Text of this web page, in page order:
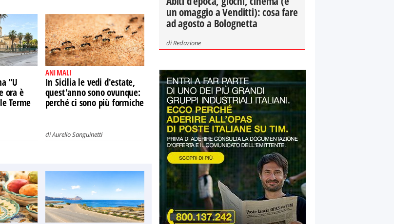
"U
ora è
Terme
ANIMALI
In Sicilia le vedi d'estate,
quest'anno sono ovunque:
perché ci sono più formiche
diAurelio Sanguinetti
un omaggio a Venditti): cosa fare
ad agosto a Bolognetta
diRedazione